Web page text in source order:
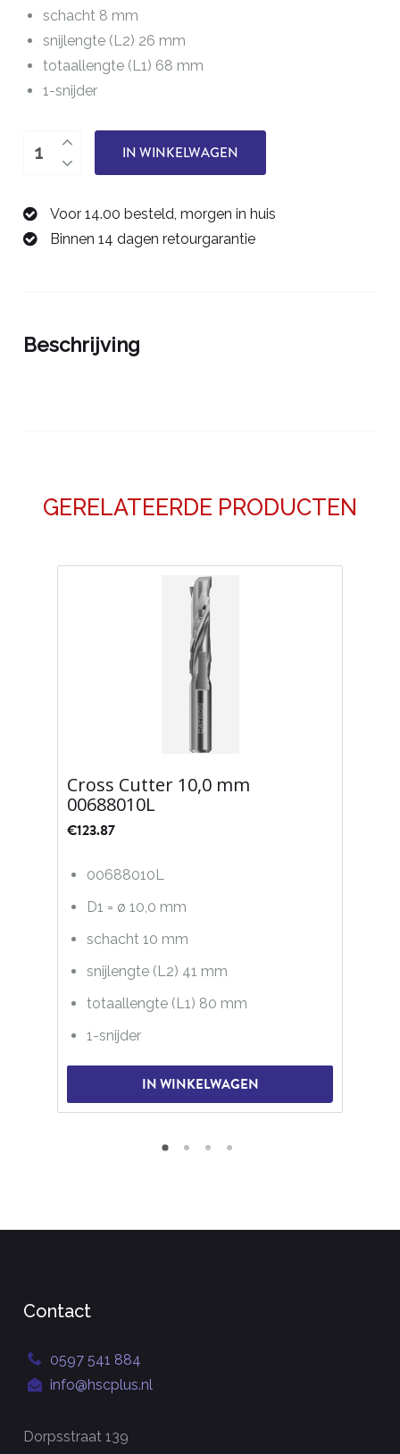
schacht 8 mm
snijlengte (L2) 26 mm
totaallengte (L1) 68 mm
1-snijder
Cutter
mm
00688008E
IN WINKELWAGEN
Voor 14.00 besteld, morgen in huis
Binnen 14 dagen retourgarantie
Beschrijving
GERELATEERDE PRODUCTEN
Cross Cutter 10,0 mm
00688010L
€123.87
00688010L
D1 = ø 10,0 mm
schacht 10 mm
snijlengte (L2) 41 mm
totaallengte (L1) 80 mm
1-snijder
IN WINKELWAGEN
Contact
0597 541 884
info@hscplus.nl
Dorpsstraat 139